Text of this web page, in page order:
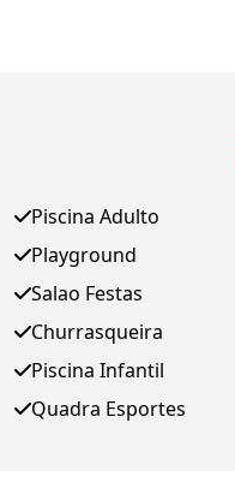
Piscina Adulto
Playground
Salao Festas
Churrasqueira
Piscina Infantil
Quadra Esportes